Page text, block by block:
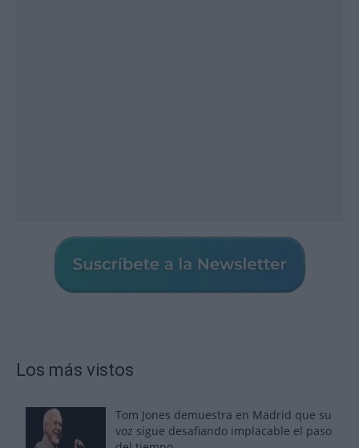
Los más vistos
Tom Jones demuestra en Madrid que su
voz sigue desafiando implacable el paso